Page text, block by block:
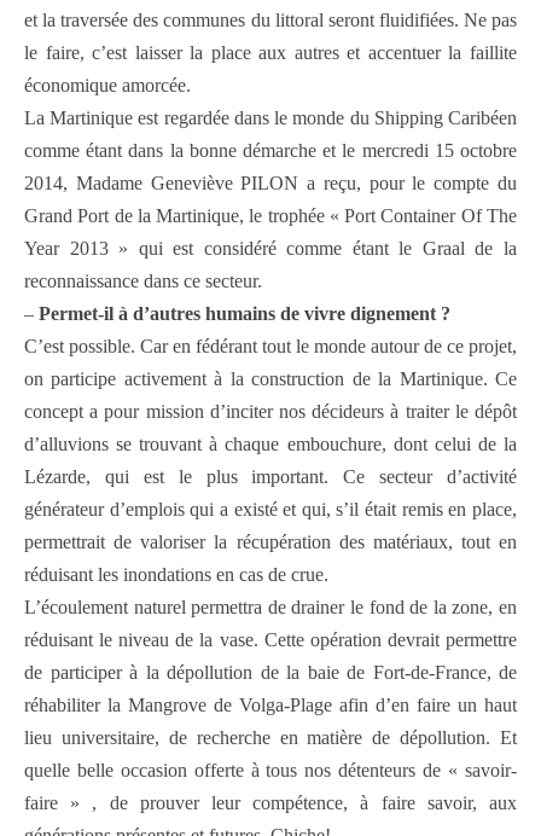
et la traversée des communes du littoral seront fluidifiées. Ne pas
le faire, c’est laisser la place aux autres et accentuer la faillite
économique amorcée.
La Martinique est regardée dans le monde du Shipping Caribéen
comme étant dans la bonne démarche et le mercredi 15 octobre
2014, Madame Geneviève PILON a reçu, pour le compte du
Grand Port de la Martinique, le trophée « Port Container Of The
Year 2013 » qui est considéré comme étant le Graal de la
reconnaissance dans ce secteur.
– Permet-il à d’autres humains de vivre dignement ?
C’est possible. Car en fédérant tout le monde autour de ce projet,
on participe activement à la construction de la Martinique. Ce
concept a pour mission d’inciter nos décideurs à traiter le dépôt
d’alluvions se trouvant à chaque embouchure, dont celui de la
Lézarde, qui est le plus important. Ce secteur d’activité
générateur d’emplois qui a existé et qui, s’il était remis en place,
permettrait de valoriser la récupération des matériaux, tout en
réduisant les inondations en cas de crue.
L’écoulement naturel permettra de drainer le fond de la zone, en
réduisant le niveau de la vase. Cette opération devrait permettre
de participer à la dépollution de la baie de Fort-de-France, de
réhabiliter la Mangrove de Volga-Plage afin d’en faire un haut
lieu universitaire, de recherche en matière de dépollution. Et
quelle belle occasion offerte à tous nos détenteurs de « savoir-
faire » , de prouver leur compétence, à faire savoir, aux